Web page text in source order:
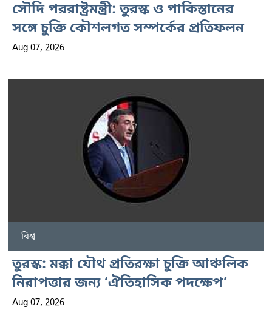
সৌদি পররাষ্ট্রমন্ত্রী: তুরস্ক ও পাকিস্তানের
সঙ্গে চুক্তি কৌশলগত সম্পর্কের প্রতিফলন
Aug 07, 2026
বিশ্ব
তুরস্ক: মক্কা যৌথ প্রতিরক্ষা চুক্তি আঞ্চলিক
নিরাপত্তার জন্য ‘ঐতিহাসিক পদক্ষেপ’
Aug 07, 2026